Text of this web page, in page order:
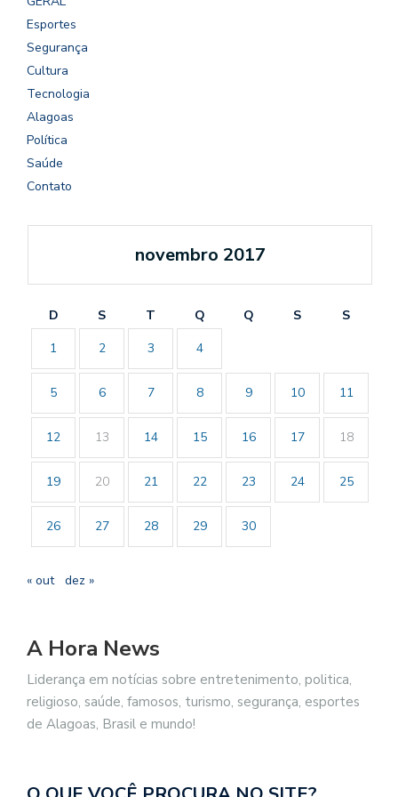
Esportes
Segurança
Cultura
Tecnologia
Alagoas
Política
Saúde
Contato
novembro 2017
D S T Q Q S
S
1
2 3 4
5 6 7 8 9 10 11
12 13 14 15 16 17 18
19 20 21 22 23 24 25
26 27 28 29 30
« out dez »
A Hora News
Liderança em notícias sobre entretenimento, politica,
religioso, saúde, famosos, turismo, segurança, esportes
de Alagoas, Brasil e mundo!